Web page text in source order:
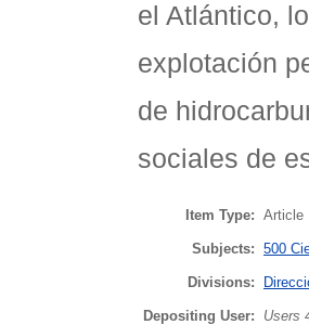
el Atlántico,
explotación
de
sociales de
Item Type: Article
Subjects: 500
Divisions:
Depositing User: Users